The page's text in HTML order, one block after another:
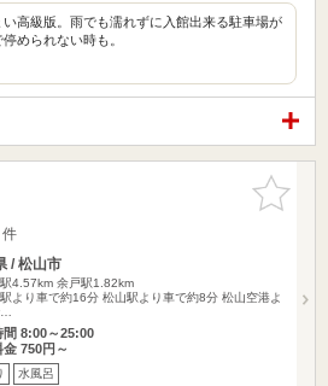
高級版。雨でも濡れずに入館出来る駐車場が
められない時も。
お気に入
りに追加
/ 松山市
4.57km 余戸駅1.82km
より車で約16分 松山駅より車で約8分 松山空港よ
間 8:00～25:00
金 750円～
水風呂